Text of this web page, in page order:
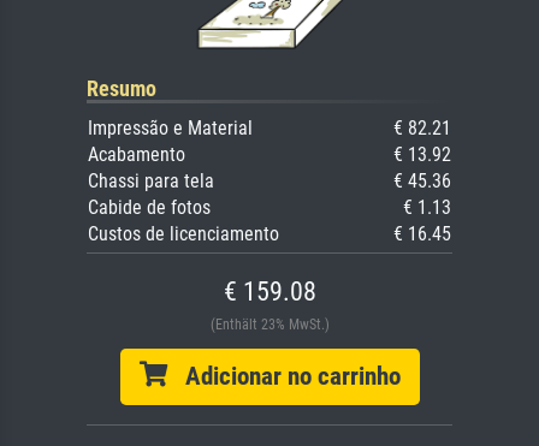
Resumo
Impressão e Material
€ 82.21
Acabamento
€ 13.92
Chassi para tela
€ 45.36
Cabide de fotos
€ 1.13
Custos de licenciamento
€ 16.45
€ 159.08
(Enthält 23% MwSt.)
Adicionar no carrinho